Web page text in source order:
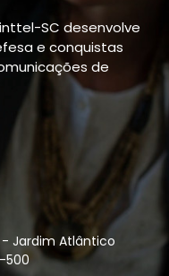
SC desenvolve
e conquistas
de
- Jardim Atlântico
500